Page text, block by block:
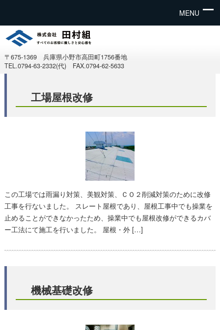
MENU
〒675-1369 兵庫県小野市高田町1756番地
TEL.0794-63-2332(代) FAX.0794-62-5633
工場屋根改修
この工場では雨漏り対策、美観対策、ＣＯ２削減対策のために改修
工事を行ないました。 スレート屋根であり、屋根工事中でも操業を
止めることができなかったため、操業中でも屋根改修ができるカバ
ー工法にて施工を行いました。 屋根・外 […]
機械基礎改修